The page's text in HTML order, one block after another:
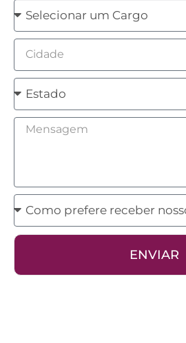
Cargo
Cidade
Estado
Mensagem
Como
prefere
receber
contato?
ENVIAR